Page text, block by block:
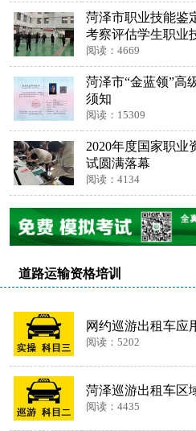
菏泽市职业技能鉴
考察评估学生职业
阅读：4669
菏泽市“金蓝领”高
须知
阅读：15309
2020年度国家职业
试圆满落幕
阅读：4134
道路运输资格培训
网约巡游出租车应
阅读：5202
菏泽巡游出租车区
阅读：4435